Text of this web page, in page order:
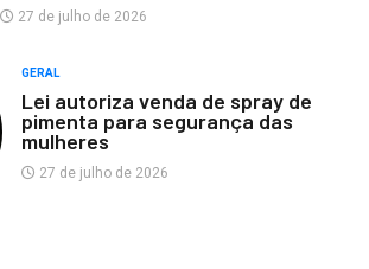
27 de julho de 2026
GERAL
Lei autoriza venda de spray de
pimenta para segurança das
mulheres
27 de julho de 2026